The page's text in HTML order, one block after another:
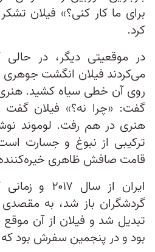
برای ما کار کنی؟» فیلان
کرد.
در موقعیتی دیگر، در حالی
می‌کردند فیلان انگشت جوهری
روی آن خطی سیاه کشید. هنری
گفت: «چرا نه؟» فیلان گفت
هنری در هم رفت. لوموند
ترکیبی از نبوغ و جسارت
قامت صافش ظاهری خیره‌کننده
ایران از
گردشگران باز شد، به مقصدی
تبدیل شد و فیلان از آن موقع
بود و در پنجمین سفرش بود